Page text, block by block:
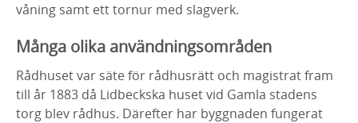
våning samt ett tornur med slagverk.
Många olika användningsområden
Rådhuset var säte för rådhusrätt och magistrat fram
till år 1883 då Lidbeckska huset vid Gamla stadens
torg blev rådhus. Därefter har byggnaden fungerat